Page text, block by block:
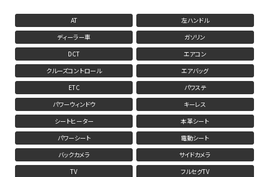
AT
左ハンドル
ディーラー車
ガソリン
DCT
エアコン
クルーズコントロール
エアバッグ
ETC
パワステ
パワーウィンドウ
キーレス
シートヒーター
本革シート
パワーシート
電動シート
バックカメラ
サイドカメラ
TV
フルセグTV